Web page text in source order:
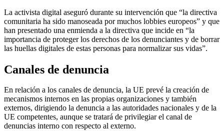
La activista digital aseguró durante su intervención que “la directiva
comunitaria ha sido manoseada por muchos lobbies europeos” y que
han presentado una enmienda a la directiva que incide en “la
importancia de proteger los derechos de los denunciantes y de borrar
las huellas digitales de estas personas para normalizar sus vidas”.
Canales de denuncia
En relación a los canales de denuncia, la UE prevé la creación de
mecanismos internos en las propias organizaciones y también
externos, dirigiendo la denuncia a las autoridades nacionales y de la
UE competentes, aunque se tratará de privilegiar el canal de
denuncias interno con respecto al externo.